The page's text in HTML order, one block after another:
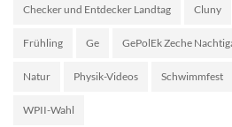
Checker und Entdecker Landtag Cluny
Frühling Ge GePolEk Zeche
Natur Physik-Videos Schwimmfest
WPII-Wahl